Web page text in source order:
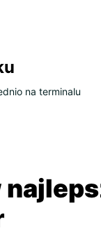
na terminalu